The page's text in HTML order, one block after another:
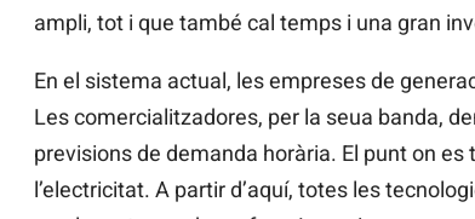
ampli, tot i que també cal temps i una gran
En el sistema actual, les empreses de
Les comercialitzadores, per la seua banda,
previsions de demanda horària. El punt on
l’electricitat. A partir d’aquí, totes les